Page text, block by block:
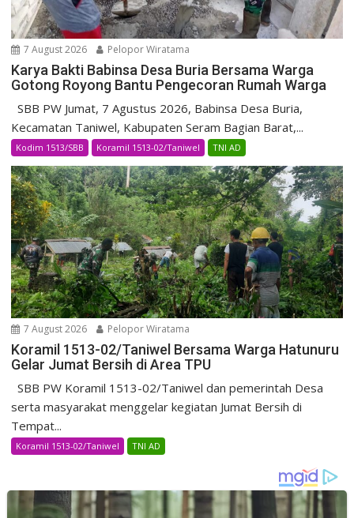
7 August 2026 Pelopor Wiratama
Karya Bakti Babinsa Desa Buria Bersama Warga
Gotong Royong Bantu Pengecoran Rumah Warga
SBB PW Jumat, 7 Agustus 2026, Babinsa Desa Buria,
Kecamatan Taniwel, Kabupaten Seram Bagian Barat,...
Kodim 1513/SBB Koramil 1513-02/Taniwel TNI AD
7 August 2026 Pelopor Wiratama
Koramil 1513-02/Taniwel Bersama Warga Hatunuru
Gelar Jumat Bersih di Area TPU
SBB PW Koramil 1513-02/Taniwel dan pemerintah Desa
serta masyarakat menggelar kegiatan Jumat Bersih di
Tempat...
Koramil 1513-02/Taniwel TNI AD